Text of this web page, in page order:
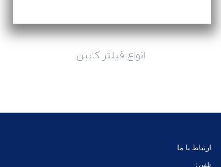
انواع فیلتر کابین
ارتباط با ما
تلفن :